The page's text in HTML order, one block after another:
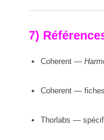
7)
Coherent —
Coherent —
Thorlabs —